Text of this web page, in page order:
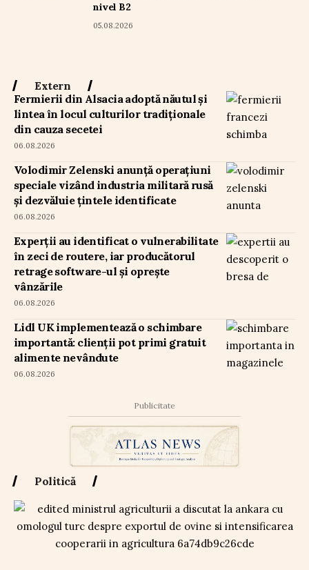
nivel B2
05.08.2026
Extern
Fermierii din Alsacia adoptă năutul și
lintea în locul culturilor tradiționale
din cauza secetei
06.08.2026
Volodimir Zelenski anunță operațiuni
speciale vizând industria militară rusă
și dezvăluie țintele identificate
06.08.2026
Experții au identificat o vulnerabilitate
în zeci de routere, iar producătorul
retrage software-ul și oprește
vânzările
06.08.2026
Lidl UK implementează o schimbare
importantă: clienții pot primi gratuit
alimente nevândute
06.08.2026
Publicitate
Politică